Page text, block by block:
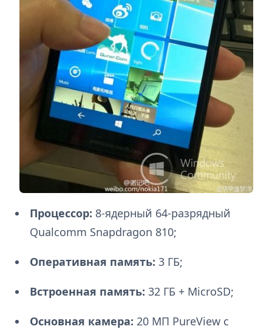
Процессор: 8-ядерный 64-разрядный
Qualcomm Snapdragon 810;
Оперативная память: 3 ГБ;
Встроенная память: 32 ГБ + MicroSD;
Основная камера: 20 МП PureView с